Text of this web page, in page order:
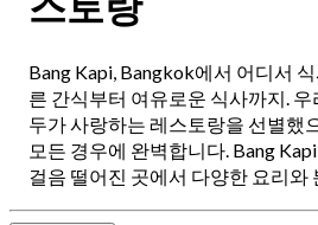
Bang Kapi, Bangkok에서 어디서
른 간식부터 여유로운 식사까지.
두가 사랑하는 레스토랑을 선별했
모든 경우에 완벽합니다. Bang
걸음 떨어진 곳에서 다양한 요리와